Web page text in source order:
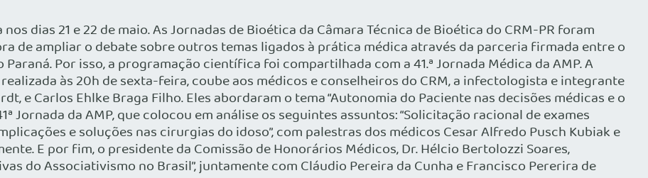
dias 21 e 22 de maio. As Jornadas de Bioética da Câmara Técnica de Bioética do CRM-PR foram
de ampliar o debate sobre outros temas ligados à prática médica através da parceria firmada entre o
Por isso, a programação científica foi compartilhada com a 41.ª Jornada Médica da AMP. A
às 20h de sexta-feira, coube aos médicos e conselheiros do CRM, a infectologista e integrante
e Carlos Ehlke Braga Filho. Eles abordaram o tema “Autonomia do Paciente nas decisões médicas e o
Jornada da AMP, que colocou em análise os seguintes assuntos: “Solicitação racional de exames
e soluções nas cirurgias do idoso”, com palestras dos médicos Cesar Alfredo Pusch Kubiak e
E por fim, o presidente da Comissão de Honorários Médicos, Dr. Hélcio Bertolozzi Soares,
do Associativismo no Brasil”, juntamente com Cláudio Pereira da Cunha e Francisco Pererira de